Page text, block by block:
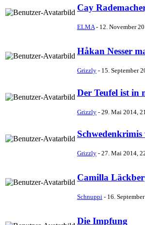
Cay
ELMA- 12. November
Håkan Nesser
Grizzly - 15. September
Der Teufel ist in
Grizzly - 29. Mai 2014,
Schwedenkrimis
Grizzly - 27. Mai 2014,
Camilla
Schnuppi - 16.
Die Impfung